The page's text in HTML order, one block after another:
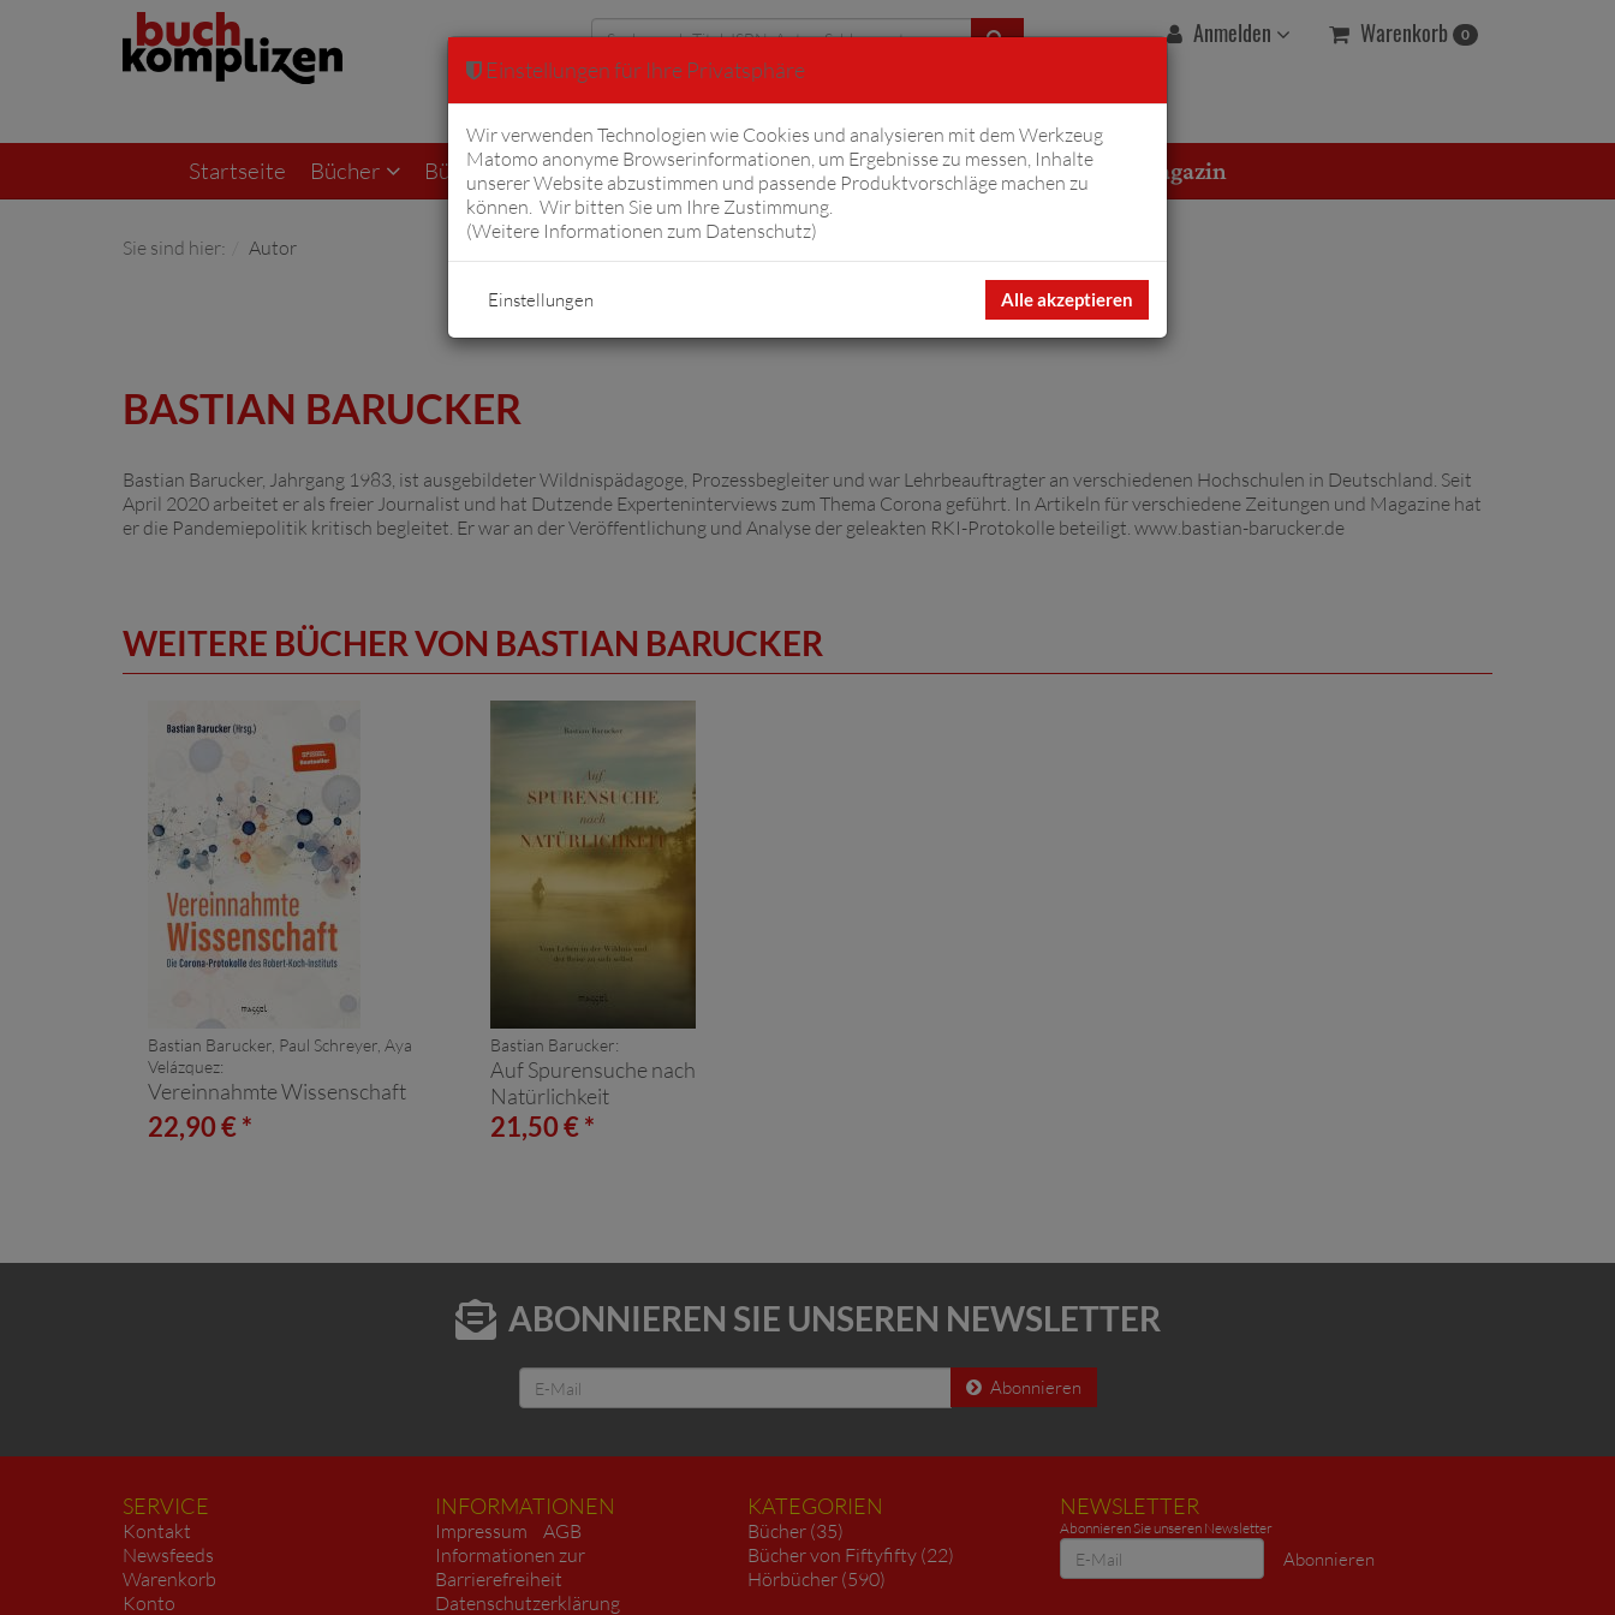
Anmelden Warenkorb 0
Erweiterte Suche
Startseite Bücher Bücher von Fiftyfifty Hörbücher Komplizen Overton Magazin
Sie sind hier: Autor
BASTIAN BARUCKER
Bastian Barucker, Jahrgang 1983, ist ausge­bildeter Wildnispädagoge, Prozessbegleiter und war Lehr­beauftragter an verschiedenen Hochschulen in Deutschland. Seit
April 2020 arbeitet er als freier Journalist und hat Dutzende Experteninterviews zum Thema Corona geführt. In Artikeln für verschiedene Zeitungen und Magazine hat
er die Pandemie­politik kritisch begleitet. Er war an der Ver­öffentlichung und Analyse der geleakten RKI-Protokolle beteiligt. www.bastian-barucker.de
WEITERE BÜCHER VON BASTIAN BARUCKER
Bastian Barucker, Paul Schreyer, Aya
Velázquez:
Vereinnahmte Wissenschaft
22,90 € *
Bastian Barucker:
Auf Spurensuche nach
Natürlichkeit
21,50 € *
ABONNIEREN SIE UNSEREN NEWSLETTER
Abonnieren
SERVICE
Kontakt
Newsfeeds
Warenkorb
Konto
INFORMATIONEN
Impressum
AGB
Informationen zur
Barrierefreiheit
Datenschutzerklärung
KATEGORIEN
Bücher (35)
Bücher von Fiftyfifty (22)
Hörbücher (590)
NEWSLETTER
Abonnieren Sie unseren Newsletter
Newsletter Abonnieren
Einstellungen für Ihre Privatsphäre
Wir verwenden Technologien wie Cookies und analysieren mit dem Werkzeug
Matomo anonyme Browserinformationen, um Ergebnisse zu messen, Inhalte
unserer Website abzustimmen und passende Produktvorschläge machen zu
können. Wir bitten Sie um Ihre Zustimmung.
(Weitere Informationen zum Datenschutz)
Alle akzeptieren
Einstellungen